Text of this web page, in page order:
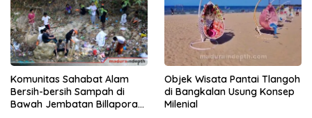
Komunitas Sahabat Alam
Bersih-bersih Sampah di
Bawah Jembatan Billapora
Objek Wisata Pantai Tlangoh
di Bangkalan Usung Konsep
Milenial